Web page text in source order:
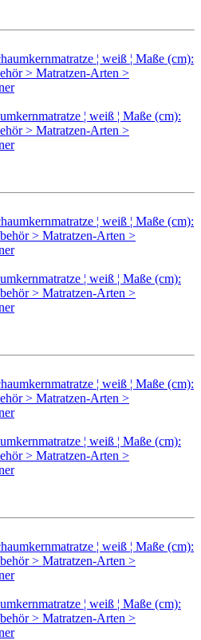
¦ weiß ¦ Maße (cm):
> Matratzen-Arten >
¦ weiß ¦ Maße (cm):
> Matratzen-Arten >
¦ weiß ¦ Maße (cm):
> Matratzen-Arten >
¦ weiß ¦ Maße (cm):
> Matratzen-Arten >